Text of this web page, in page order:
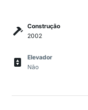
Construção
2002
Elevador
Não